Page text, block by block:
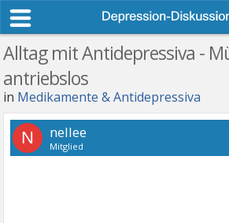
Alltag mit Antidepressiva -
antriebslos
in Medikamente & Antidepressiva
N nellee
Mitglied